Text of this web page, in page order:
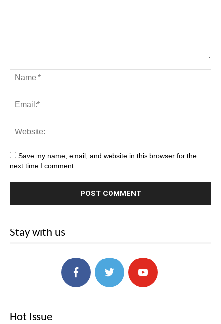
Save my name, email, and website in this browser for the
next time I comment.
Stay with us
Hot Issue